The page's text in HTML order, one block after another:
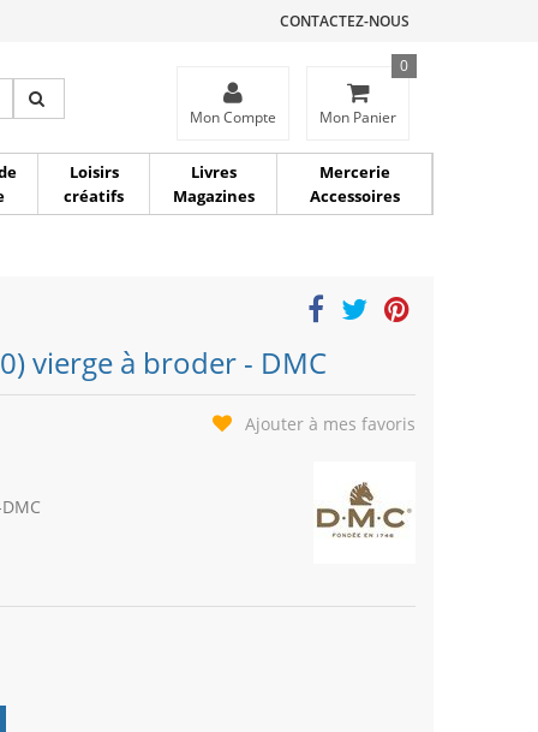
CONTACTEZ-NOUS
Mon Compte Mon Panier
0
Loisirs
créatifs
Livres
Magazines
Mercerie
Accessoires
vierge à broder - DMC
Ajouter à mes favoris